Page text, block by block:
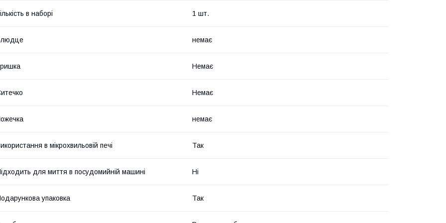
в наборі 1 шт.
немає
Немає
Немає
немає
в мікрохвильовій печі Так
для миття в посудомийній машині Ні
упаковка Так